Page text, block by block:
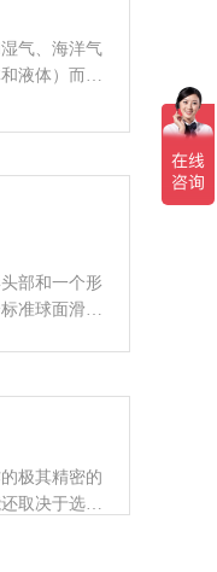
气、海洋气
液体）而受
和涂料。
部和一个形
准球面滑动
。
极其精密的
取决于选择